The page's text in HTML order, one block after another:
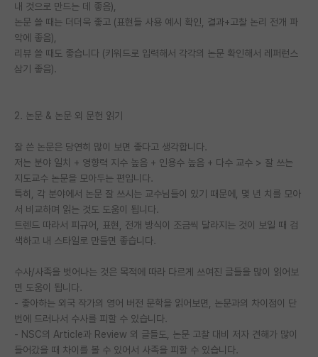
장학금/장학생 게시판
학술 정보 게시판
홍보 게시판
이벤트
반도체 아카데미
재팬라운지 🌸
내 것으로 만드는 데 좋음),
논문 쓸 때는 더더욱 좋고 (표현들 사용 예시 확인, 결과+고찰 논리 전개 파
악에 좋음),
리뷰 쓸 때도 좋습니다 (키워드로 입력해서 각각의 논문 확인해서 레퍼런스
삼기 좋음).
2. 논문 & 논문 외 문헌 읽기
잘 쓴 논문은 당연히 많이 보면 좋다고 생각합니다.
저는 분야 일치 + 영향력 지수 높음 + 인용수 높음 + 다수 교수 > 잘 쓰는
지도교수 논문을 모아두는 편입니다.
특히, 각 분야에서 논문 잘 쓰시는 교수님들이 있기 때문에, 몇 년 치를 모아
서 비교하며 읽는 것도 도움이 됩니다.
트렌드 따라서 피규어, 표현, 전개 방식이 조금씩 달라지는 것이 보일 때 검
색하고 내 스타일로 만들면 좋습니다.
수사/사족을 벗어나는 것은 목적에 따라 다르게 쓰여진 글들을 많이 읽어보
면 도움이 됩니다.
- 좋아하는 외국 작가의 영어 버전 문학을 읽어보면, 논문과의 차이점이 단
번에 드러나서 수사를 피할 수 있습니다.
- NSC의 Article과 Review 외 글들도, 논문 고찰 대비 저자 견해가 많이
들어갔을 때 차이를 볼 수 있어서 사족을 피할 수 있습니다.